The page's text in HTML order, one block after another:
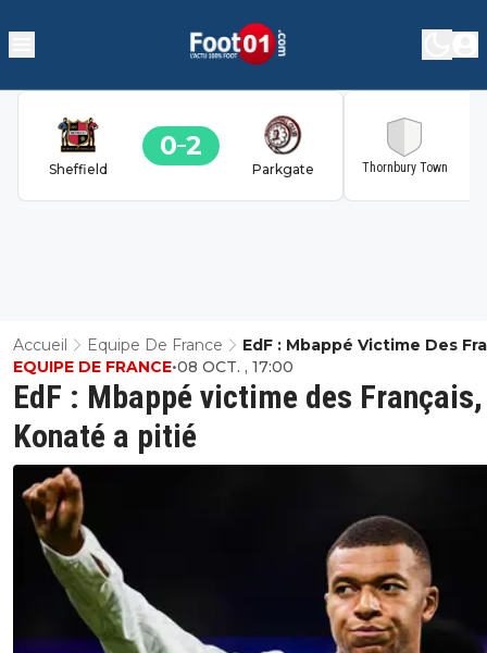
Sheffield
0 2
Parkgate Thornbury Town
Accueil Equipe De France
EdF : Mbappé Victime Des
Konaté A Pitié
EdF : Mbappé victime des Français,
Konaté a pitié
EQUIPE DE FRANCE•08 OCT. , 17:00